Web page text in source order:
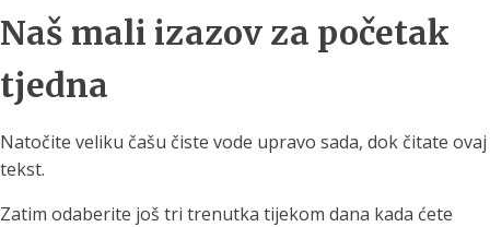
Naš mali izazov za početak
tjedna
Natočite veliku čašu čiste vode upravo sada, dok čitate ovaj
tekst.
Zatim odaberite još tri trenutka tijekom dana kada ćete